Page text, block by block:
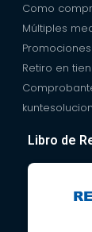
Como
Múltiples
Promociones
Retiro en
Libro de